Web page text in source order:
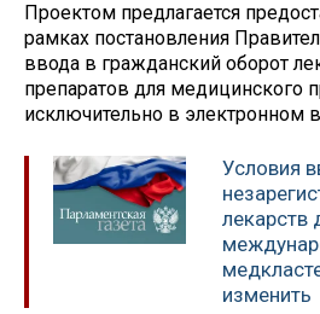
Проектом предлагается
рамках постановления
ввода в гражданский оборот
препаратов для медицинского
исключительно в электронном
Условия
лекарств
изменить